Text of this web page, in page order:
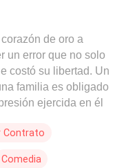
de oro a
un error que no solo
costó su libertad. Un
familia es obligado
ejercida en él
loca. Y una
Contrato
Comedia